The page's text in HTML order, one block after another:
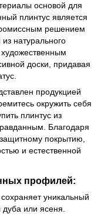
основой для
плинтус является
решением
натурального
доски, придавая
продукцией
окружить себя
плинтус из
Благодаря
покрытию,
и естественной
профилей:
уникальный
или ясеня.